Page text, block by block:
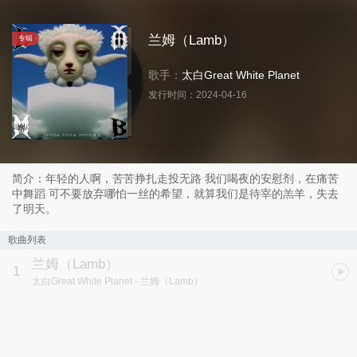
专辑 兰姆（Lamb）
歌手： 太白Great White Planet
发行时间： 2024-04-16
简介：年轻的人啊，苦苦挣扎走投无路 我们喝夜的安慰剂，在痛苦
中舞蹈 可不要放弃哪怕一丝的希望，就算我们是待宰的羔羊，失去
了明天。
歌曲列表
1 兰姆（Lamb）
太白Great White Planet - 兰姆（Lamb）